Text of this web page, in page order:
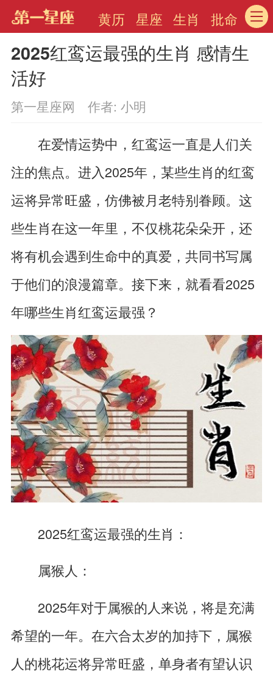
黄历 星座 生肖 批命
2025红鸾运最强的生肖 感情生
活好
第一星座网 作者: 小明
在爱情运势中，红鸾运一直是人们关
注的焦点。进入2025年，某些生肖的红鸾
运将异常旺盛，仿佛被月老特别眷顾。这
些生肖在这一年里，不仅桃花朵朵开，还
将有机会遇到生命中的真爱，共同书写属
于他们的浪漫篇章。接下来，就看看2025
年哪些生肖红鸾运最强？
2025红鸾运最强的生肖：
属猴人：
2025年对于属猴的人来说，将是充满
希望的一年。在六合太岁的加持下，属猴
人的桃花运将异常旺盛，单身者有望认识